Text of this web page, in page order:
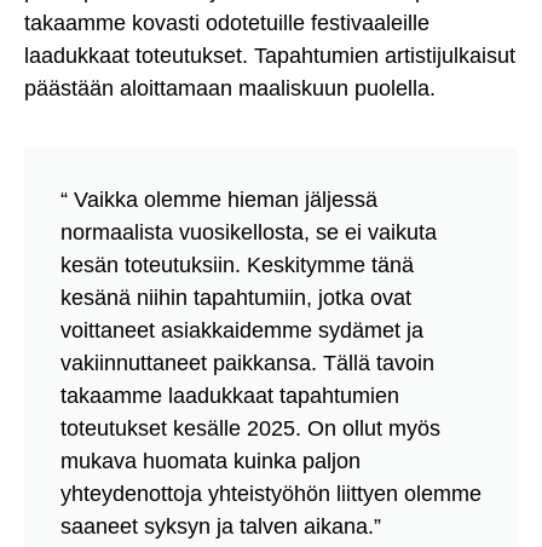
takaamme kovasti odotetuille festivaaleille
laadukkaat toteutukset. Tapahtumien artistijulkaisut
päästään aloittamaan maaliskuun puolella.
“ Vaikka olemme hieman jäljessä
normaalista vuosikellosta, se ei vaikuta
kesän toteutuksiin. Keskitymme tänä
kesänä niihin tapahtumiin, jotka ovat
voittaneet asiakkaidemme sydämet ja
vakiinnuttaneet paikkansa. Tällä tavoin
takaamme laadukkaat tapahtumien
toteutukset kesälle 2025. On ollut myös
mukava huomata kuinka paljon
yhteydenottoja yhteistyöhön liittyen olemme
saaneet syksyn ja talven aikana.”